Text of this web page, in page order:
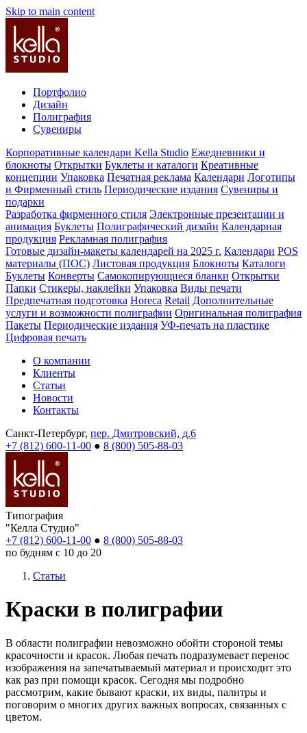
Skip to main content
Портфолио
Дизайн
Полиграфия
Сувениры
Корпоративные календари Kella Studio Ежедневники и
блокноты Открытки Буклеты и каталоги Креативные
концепции Упаковка Печатная реклама Календари Логотипы
и Фирменный стиль Периодические издания Сувениры и
подарки
Разработка фирменного стиля Электронные презентации и
анимация Буклеты Полиграфический дизайн Календарная
продукция Рекламная полиграфия
Готовые дизайн-макеты календарей на 2025 г. Календари POS
материалы (ПОС) Листовая продукция Блокноты Каталоги
Буклеты Конверты Самокопирующиеся бланки Открытки
Папки Стикеры, наклейки Упаковка Виды печати
Предпечатная подготовка Horeca Retail Дополнительные
услуги и возможности полиграфии Оригинальная полиграфия
Пакеты Периодические издания УФ-печать на пластике
Цифровая печать
О компании
Клиенты
Статьи
Новости
Контакты
Санкт-Петербург, пер. Дмитровский, д.6
+7 (812) 600-11-00 ● 8 (800) 505-88-03
Типография
"Келла Студио"
+7 (812) 600-11-00 ● 8 (800) 505-88-03
по будням с 10 до 20
Статьи
Краски в полиграфии
В области полиграфии невозможно обойти стороной темы
красочности и красок. Любая печать подразумевает перенос
изображения на запечатываемый материал и происходит это
как раз при помощи красок. Сегодня мы подробно
рассмотрим, какие бывают краски, их виды, палитры и
поговорим о многих других важных вопросах, связанных с
цветом.